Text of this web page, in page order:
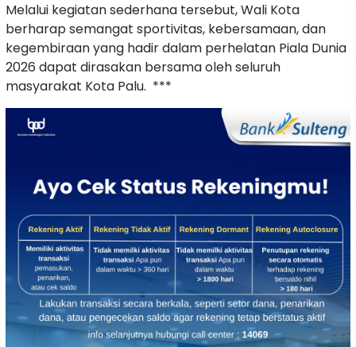
Melalui kegiatan sederhana tersebut, Wali Kota
berharap semangat sportivitas, kebersamaan, dan
kegembiraan yang hadir dalam perhelatan Piala Dunia
2026 dapat dirasakan bersama oleh seluruh
masyarakat Kota Palu. ***